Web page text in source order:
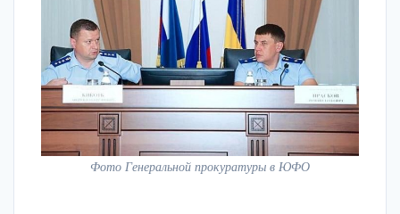
Фото Генеральной прокуратуры в ЮФО